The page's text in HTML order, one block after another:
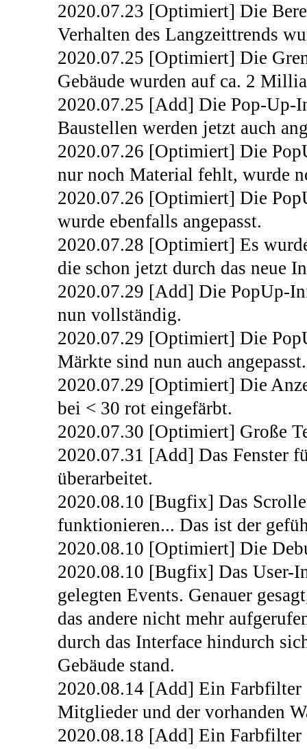
2020.07.23 [Optimiert] Die
Verhalten des Langzeittrends
2020.07.25 [Optimiert] Die
Gebäude wurden auf ca. 2
2020.07.25 [Add] Die Pop-Up-
Baustellen werden jetzt auch
2020.07.26 [Optimiert] Die
nur noch Material fehlt, wurde
2020.07.26 [Optimiert] Die
wurde ebenfalls angepasst.
2020.07.28 [Optimiert] Es
die schon jetzt durch das neue
2020.07.29 [Add] Die PopUp-
nun vollständig.
2020.07.29 [Optimiert] Die
Märkte sind nun auch angepasst.
2020.07.29 [Optimiert] Die
bei < 30 rot eingefärbt.
2020.07.30 [Optimiert] Große
2020.07.31 [Add] Das Fenster
überarbeitet.
2020.08.10 [Bugfix] Das
funktionieren... Das ist der
2020.08.10 [Optimiert] Die
2020.08.10 [Bugfix] Das User-
gelegten Events. Genauer
das andere nicht mehr
durch das Interface hindurch
Gebäude stand.
2020.08.14 [Add] Ein Farbfilter
Mitglieder und der vorhanden
2020.08.18 [Add] Ein